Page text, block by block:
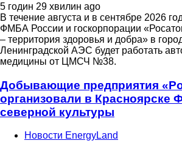
5 годин 29 хвилин ago
В течение августа и в сентябре 2026
ФМБА России и госкорпорации
– территория здоровья и добра» в
Ленинградской АЭС будет работать
медицины от ЦМСЧ №38.
Добывающие предприятия
организовали в Красноярске
северной культуры
Новости EnergyLand